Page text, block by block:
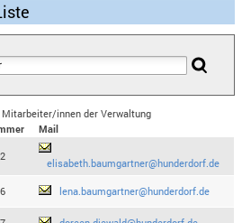
innen der Verwaltung
Mail
elisabeth.baumgartner@hunderdorf.de
lena.baumgartner@hunderdorf.de